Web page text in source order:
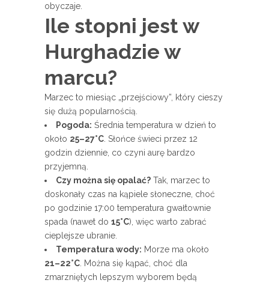
obyczaje.
Ile stopni jest w
Hurghadzie w
marcu?
Marzec to miesiąc „przejściowy”, który cieszy
się dużą popularnością.
Pogoda: Średnia temperatura w dzień to
około 25–27°C . Słońce świeci przez 12
godzin dziennie, co czyni aurę bardzo
przyjemną.
Czy można się opalać? Tak, marzec to
doskonały czas na kąpiele słoneczne, choć
po godzinie 17:00 temperatura gwałtownie
spada (nawet do 15°C), więc warto zabrać
cieplejsze ubranie.
Temperatura wody: Morze ma około
21–22°C . Można się kąpać, choć dla
zmarzniętych lepszym wyborem będą